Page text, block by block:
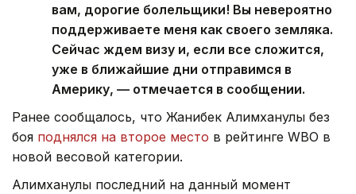
вам, дорогие болельщики! Вы невероятно
поддерживаете меня как своего земляка.
Сейчас ждем визу и, если все сложится,
уже в ближайшие дни отправимся в
Америку, — отмечается в сообщении.
Ранее сообщалось, что Жанибек Алимханулы без
боя поднялся на второе место в рейтинге WBO в
новой весовой категории.
Алимханулы последний на данный момент